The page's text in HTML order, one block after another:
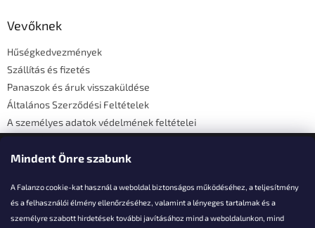
Mindent Önre szabunk
A Falanzo cookie-kat használ a weboldal biztonságos működéséhez, a teljesítmény
és a felhasználói élmény ellenőrzéséhez, valamint a lényeges tartalmak és a
személyre szabott hirdetések további javításához mind a weboldalunkon, mind
Vevőknek
Hűségkedvezmények
Szállítás és fizetés
Panaszok és áruk visszaküldése
Általános Szerződési Feltételek
A személyes adatok védelmének feltételei
Elérhetőségi adatok
Akarsz kérdezni valamit?